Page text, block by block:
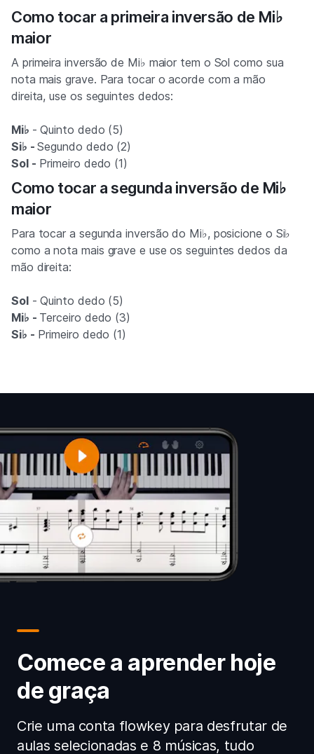
Como tocar a primeira inversão de Mi♭
maior
A primeira inversão de Mi♭ maior tem o Sol como sua
nota mais grave. Para tocar o acorde com a mão
direita, use os seguintes dedos:
Mi♭ - Quinto dedo (5)
Si♭ -Segundo dedo (2)
Sol - Primeiro dedo (1)
Como tocar a segunda inversão de Mi♭
maior
Para tocar a segunda inversão do Mi♭, posicione o Si♭
como a nota mais grave e use os seguintes dedos da
mão direita:
Sol- Quinto dedo (5)
Mi♭ - Terceiro dedo (3)
Si♭ - Primeiro dedo (1)
Comece a aprender hoje
de graça
Crie uma conta flowkey para desfrutar de
aulas selecionadas e 8 músicas, tudo